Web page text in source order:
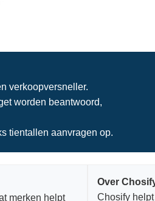
verkoopversneller.
worden beantwoord,
tientallen aanvragen op.
merken helpt
Over
Chosify